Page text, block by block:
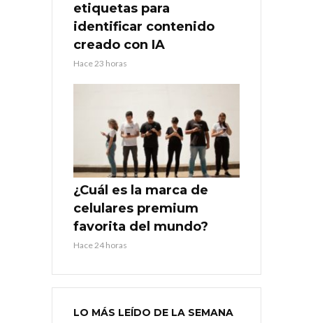
etiquetas para
identificar contenido
creado con IA
Hace 23 horas
¿Cuál es la marca de
celulares premium
favorita del mundo?
Hace 24 horas
LO MÁS LEÍDO DE LA SEMANA